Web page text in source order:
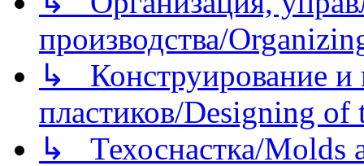
производства/
↳ Конструирование и
пластиков/Designing of
↳ Техоснастка/Molds